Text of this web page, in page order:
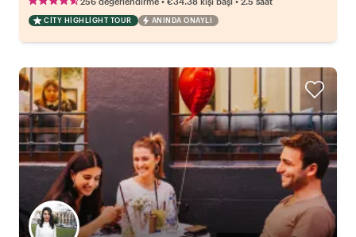
CITY HIGHLIGHT TOUR ANINDA ONAYLI